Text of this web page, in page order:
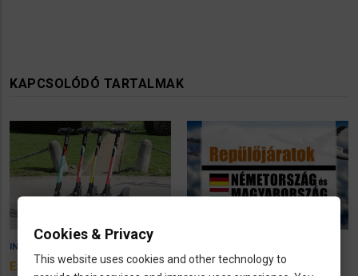
KAPCSOLÓDÓ TARTALMAK
INFÓK
Ezek a szabályok az
Repülőjáratok Németország
Cookies & Privacy
This website uses cookies and other technology to